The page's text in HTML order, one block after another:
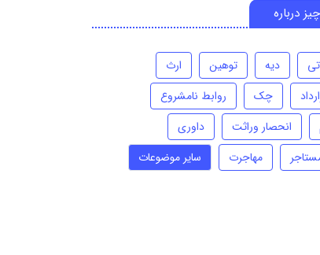
درباره
دیه توهین
ارث
چک
روابط نامشروع
انحصار وراثت
داوری
مهاجرت سایر موضوعات